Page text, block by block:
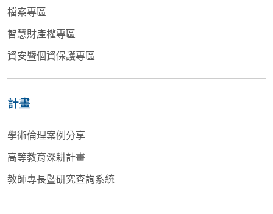
檔案專區
智慧財產權專區
資安暨個資保護專區
計畫
學術倫理案例分享
高等教育深耕計畫
教師專長暨研究查詢系統